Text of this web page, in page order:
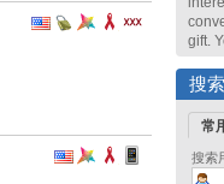
gift.
搜
常
搜索